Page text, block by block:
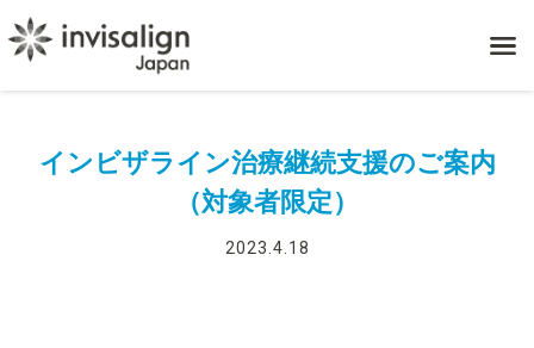
インビザライン治療継続支援のご案内
（対象者限定）
2023.4.18